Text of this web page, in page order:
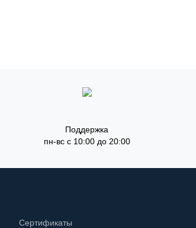
Поддержка
пн-вс с 10:00 до 20:00
Сертификаты